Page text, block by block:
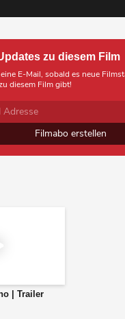
zu diesem Film
E-Mail, sobald es neue
diesem Film gibt!
Filmabo erstellen
| Trailer